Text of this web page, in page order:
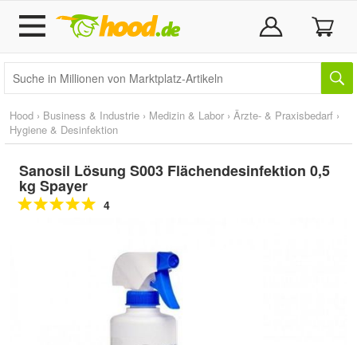
Hood › Business & Industrie › Medizin & Labor › Ärzte- & Praxisbedarf ›
Hygiene & Desinfektion
Sanosil Lösung S003 Flächendesinfektion 0,5
kg Spayer
4